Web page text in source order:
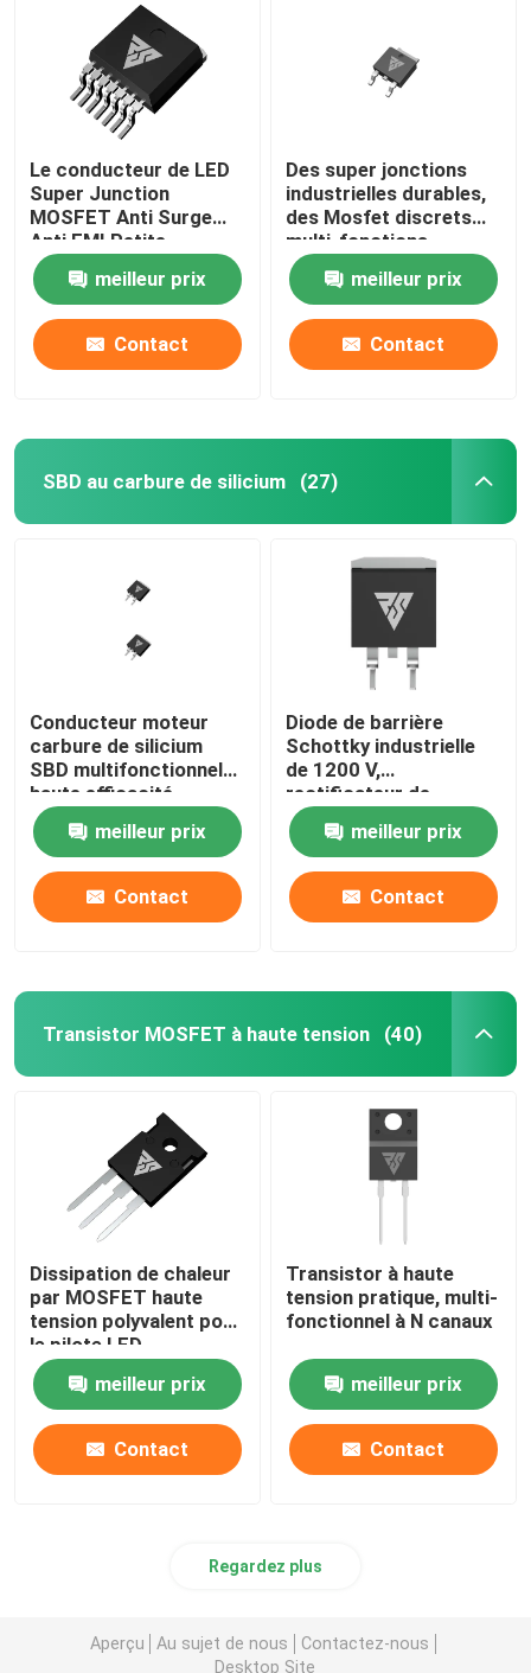
Le conducteur de LED
Super Junction
MOSFET Anti Surge
Anti EMI Petite
résistance interne
meilleur prix
Contact
Des super jonctions
industrielles durables,
des Mosfet discrets
multi-fonctions.
meilleur prix
Contact
SBD au carbure de silicium (27)
Conducteur moteur
carbure de silicium
SBD multifonctionnel
haute efficacité
meilleur prix
Contact
Diode de barrière
Schottky industrielle
de 1200 V,
rectificateur de
carbure de silicium de
circuit PFCmeilleur prix
Contact
Transistor MOSFET à haute tension (40)
Dissipation de chaleur
par MOSFET haute
tension polyvalent pour
le pilote LED
meilleur prix
Contact
Transistor à haute
tension pratique, multi-
fonctionnel à N canaux
meilleur prix
Contact
Regardez plus
Aperçu Au sujet de nous
Contactez-nous
Desktop Site